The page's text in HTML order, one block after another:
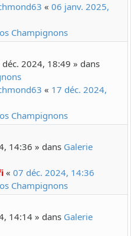
« 06 janv. 2025,
Champignons
déc. 2024, 18:49 » dans
« 17 déc. 2024,
Champignons
14:36 » dans Galerie
« 07 déc. 2024, 14:36
Champignons
14:14 » dans Galerie